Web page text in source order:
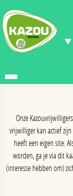
Onze
vrijwilliger kan actief
heeft een eigen site.
worden, ga je via dit
(interesse hebben om)